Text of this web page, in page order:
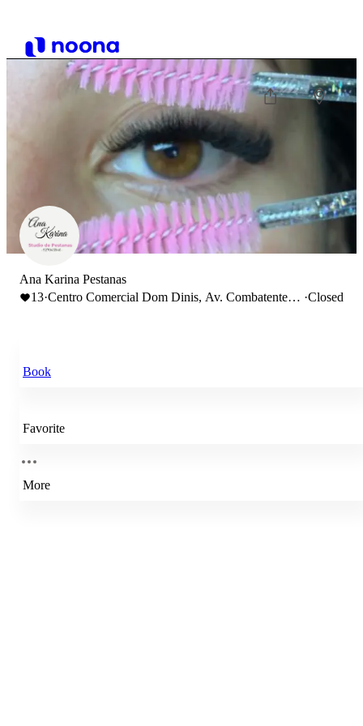
Ana Karina Pestanas
13·Centro Comercial Dom Dinis, Av. Combatentes
·Closed
Book
Favorite
More